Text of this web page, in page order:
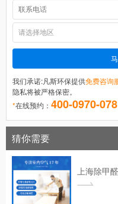
我们承诺:凡斯环保提供免费咨询
隐私将被严格保密。
*在线预约： 400-0970-078
猜你需要